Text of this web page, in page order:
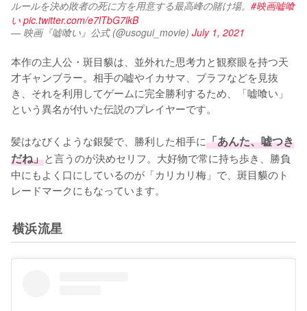
ルールを決め敗者の死に方を用意する最高峰の賭け場。 #映画嘘喰
い pic.twitter.com/e7lTbG7lkB
— 映画『嘘喰い』公式 (@usogui_movie) July 1, 2021
本作の主人公・斑目貘は、並外れた思考力と観察眼を持つ天
才ギャンブラー。相手の嘘やイカサマ、ブラフなどを見抜
き、それを利用してゲームに完全勝利するため、「嘘喰い」
という異名が付いた伝説のプレイヤーです。
髪はなびくような銀髪で、勝利した相手に「あんた、嘘つき
だね」と言うのが決めセリフ。大好物で常に持ち歩き、勝負
中にもよく口にしているのが「カリカリ梅」で、斑目貘のト
レードマークにもなっています。
横浜流星